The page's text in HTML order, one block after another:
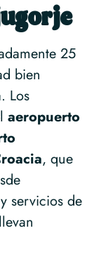
25
bien
Los
aeropuerto
, que
servicios de